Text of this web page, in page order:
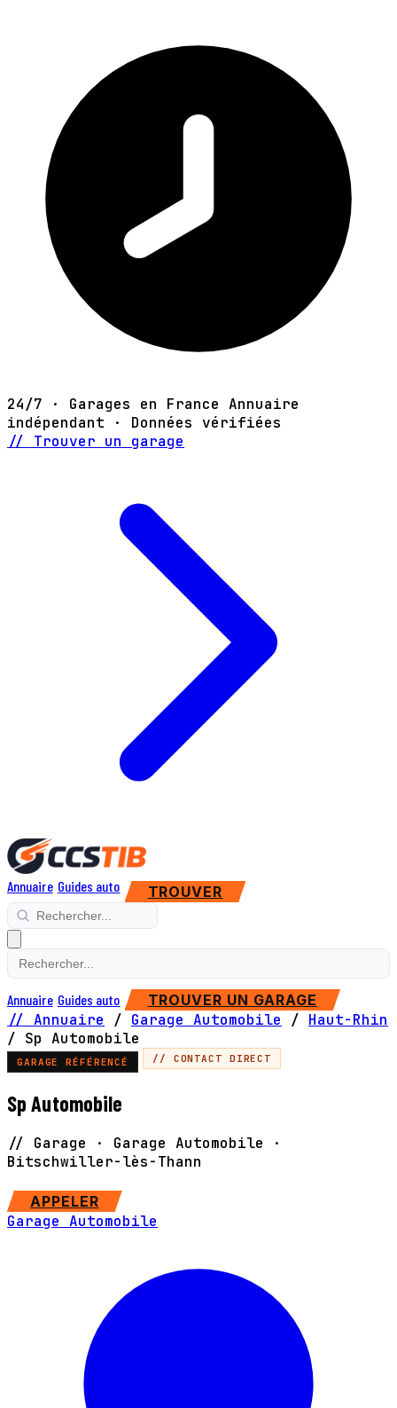
24/7 · Garages en France Annuaire
indépendant · Données vérifiées
// Trouver un garage
Annuaire Guides auto TROUVER
Annuaire Guides auto TROUVER UN GARAGE
// Annuaire / Garage Automobile / Haut-Rhin
/ Sp Automobile
GARAGE RÉFÉRENCÉ // CONTACT DIRECT
Sp Automobile
// Garage · Garage Automobile ·
Bitschwiller-lès-Thann
APPELER
Garage Automobile